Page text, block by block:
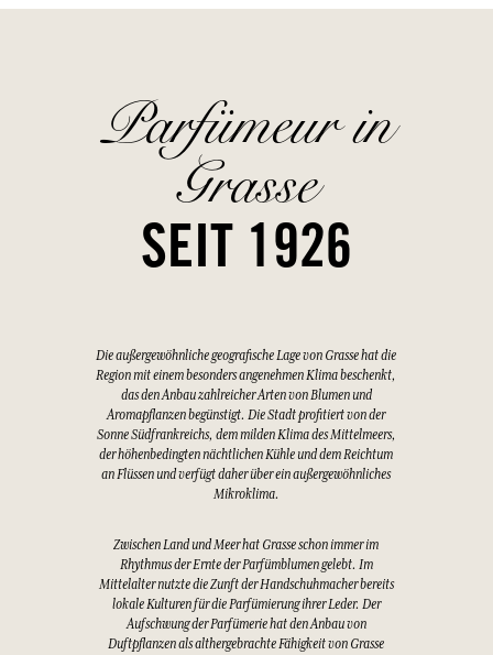
Parfümeur in
Grasse
SEIT 1926
Die außergewöhnliche geografische Lage von Grasse hat die
Region mit einem besonders angenehmen Klima beschenkt,
das den Anbau zahlreicher Arten von Blumen und
Aromapflanzen begünstigt. Die Stadt profitiert von der
Sonne Südfrankreichs, dem milden Klima des Mittelmeers,
der höhenbedingten nächtlichen Kühle und dem Reichtum
an Flüssen und verfügt daher über ein außergewöhnliches
Mikroklima.
Zwischen Land und Meer hat Grasse schon immer im
Rhythmus der Ernte der Parfümblumen gelebt. Im
Mittelalter nutzte die Zunft der Handschuhmacher bereits
lokale Kulturen für die Parfümierung ihrer Leder. Der
Aufschwung der Parfümerie hat den Anbau von
Duftpflanzen als althergebrachte Fähigkeit von Grasse